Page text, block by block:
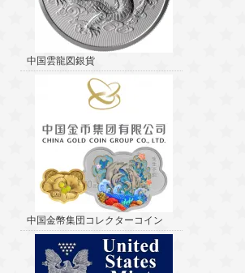
中国雲龍図銀貨
中国金幣集団コレクターコイン